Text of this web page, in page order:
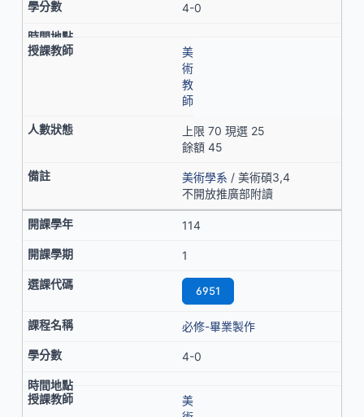
4-0
美
術
教
師
上限 70 現選 25
餘額 45
美術學系 / 美術碩3,4
不開放推廣部附讀
114
1
6951
必修-畢業製作
4-0
美